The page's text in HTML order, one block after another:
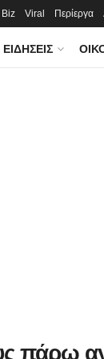
Viral Περίεργα
ΕΙΔΉΣΕΙΣ
πάρω